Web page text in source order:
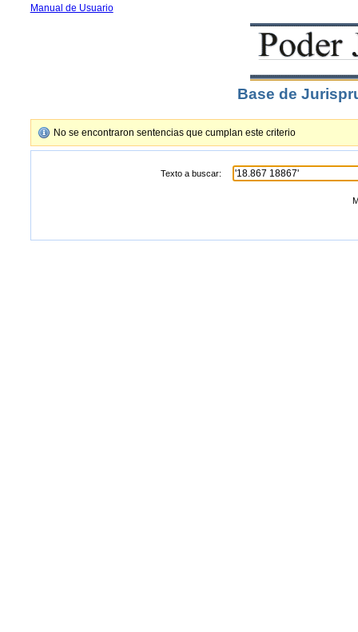
Manual de Usuario
Base de
No se encontraron sentencias que cumplan este criterio
Texto a buscar: